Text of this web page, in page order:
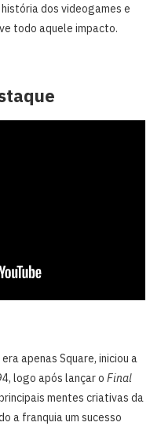
dos videogames e
todo aquele impacto.
apenas Square, iniciou a
logo após lançar o Final
mentes criativas da
a franquia um sucesso